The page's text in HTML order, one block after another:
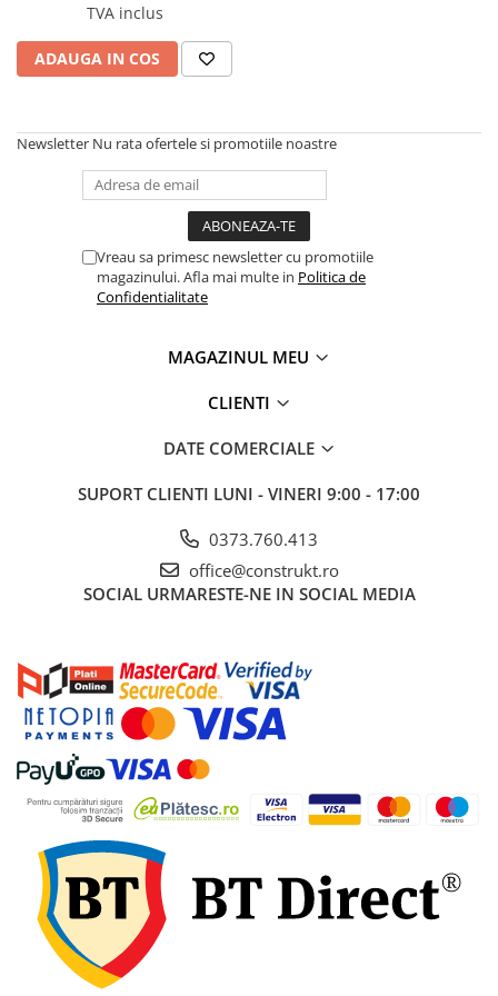
TVA inclus
ADAUGA IN COS
Newsletter Nu rata ofertele si promotiile noastre
Vreau sa primesc newsletter cu promotiile
magazinului. Afla mai multe in Politica de
Confidentialitate
MAGAZINUL MEU
CLIENTI
DATE COMERCIALE
SUPORT CLIENTI LUNI - VINERI 9:00 - 17:00
0373.760.413
office@construkt.ro
SOCIAL URMARESTE-NE IN SOCIAL MEDIA